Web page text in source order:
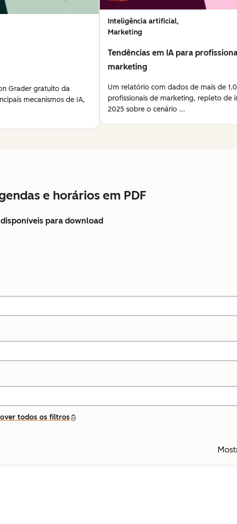
Grader gratuito da
mecanismos de IA,
Inteligência artificial,
Marketing
Tendências em IA para
marketing
Um relatório com dados de mais de
profissionais de marketing, repleto de
2025 sobre o cenário ...
e horários em PDF
para download
todos os filtros